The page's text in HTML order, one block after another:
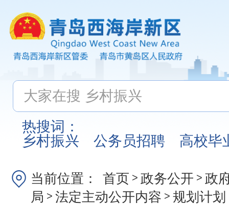
热搜词：
乡村振兴
公务员招聘 高校毕
当前位置： 首页 > 政务公开 > 政
局 > 法定主动公开内容 > 规划计划